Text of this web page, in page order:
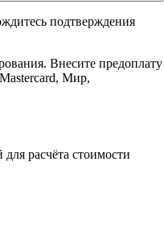
подтверждения
Внесите предоплату
Мир,
расчёта стоимости